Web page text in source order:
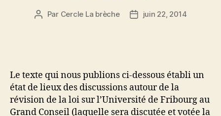
Auteur
Par Cercle La brèche
Datejuin 22, 2014
Le texte qui nous publions ci-dessous établi un
état de lieux des discussions autour de la
révision de la loi sur l’Université de Fribourg au
Grand Conseil (laquelle sera discutée et votée la